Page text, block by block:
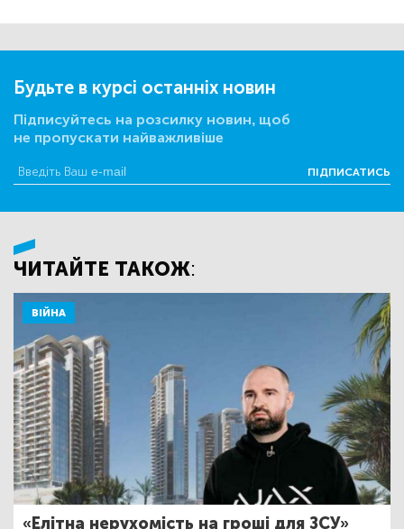
Будьте в курсі останніх новин
Підписуйтесь на розсилку новин, щоб
не пропускати найважливіше
ПІДПИСАТИСЬ
ЧИТАЙТЕ ТАКОЖ:
ВІЙНА
«Елітна нерухомість на гроші для ЗСУ»